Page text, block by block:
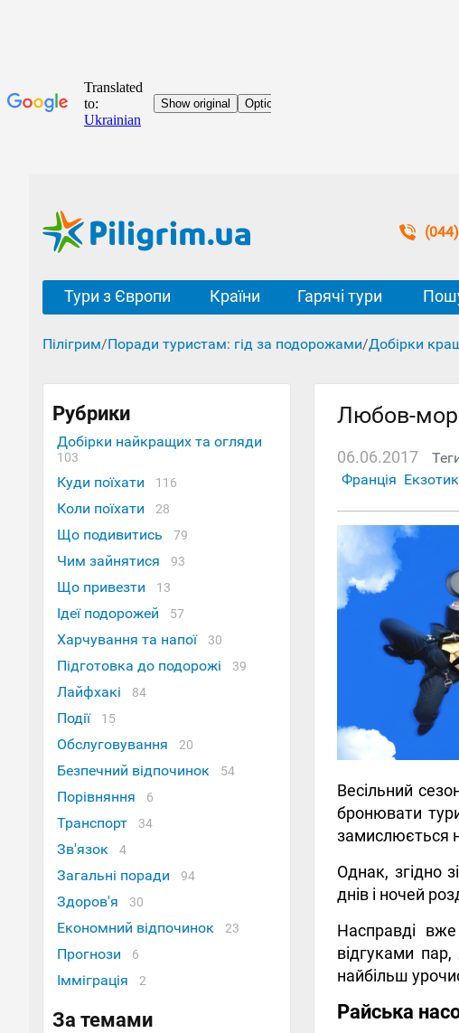
Тури з Європи Країни Гарячі тури
Пілігрим/Поради туристам: гід за подорожами/Добірки
Рубрики
Добірки найкращих та огляди
103
Куди поїхати 116
Коли поїхати 28
Що подивитись 79
Чим зайнятися 93
Що привезти 13
Ідеї ​​подорожей 57
Харчування та напої 30
Підготовка до подорожі 39
Лайфхакі 84
Події 15
Обслуговування 20
Безпечний відпочинок 54
Порівняння 6
Транспорт 34
Зв'язок 4
Загальні поради 94
Здоров'я 30
Економний відпочинок 23
Прогнози 6
Імміграція 2
За темами
Любов-
06.06.2017
Франція
Весільний
бронювати
замислюється
Однак, згідно
днів і ночей
Насправді
відгуками
найбільш
Райська